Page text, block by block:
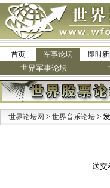
首页 军事论坛 即时
世界军事论坛
世界论坛网 > 世界音乐论坛 >
送交